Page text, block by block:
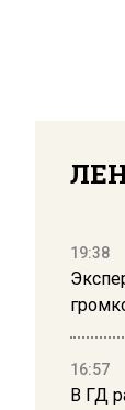
19:38
16:57
В ГД